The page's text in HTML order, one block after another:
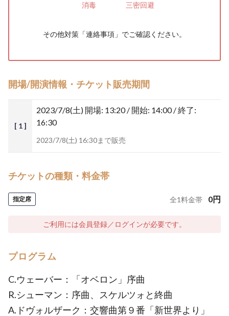
消毒 三密回避
その他対策「連絡事項 」でご確認ください。
開場/開演情報・チケット販売期間
[ 1 ]
2023/7/8(土) 開場: 13:20 / 開始: 14:00 / 終了:
16:30
2023/7/8(土) 16:30まで販売
チケットの種類・料金帯
指定席 全1料金帯 0円
ご利用には会員登録／ログインが必要です。
プログラム
C.ウェーバー：「オベロン」序曲
R.シューマン：序曲、スケルツォと終曲
A.ドヴォルザーク：交響曲第９番「新世界より」